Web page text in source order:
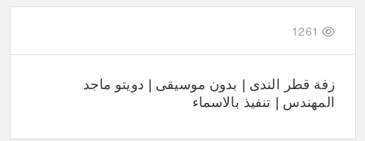
1261
زفة قطر الندى | بدون موسيقى | دويتو ماجد
المهندس | تنفيذ بالاسماء